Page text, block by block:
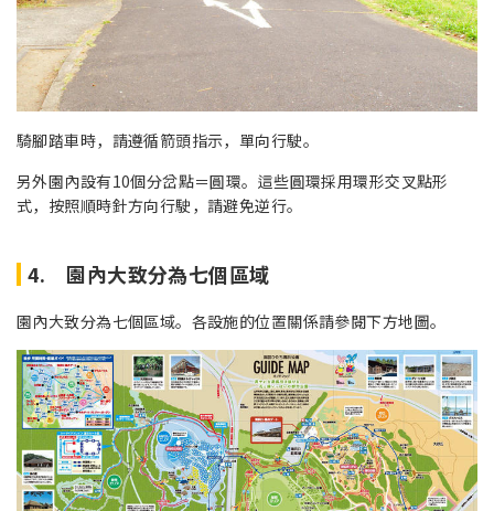
騎腳踏車時，請遵循箭頭指示，單向行駛。
另外園內設有10個分岔點＝圓環。這些圓環採用環形交叉點形
式，按照順時針方向行駛，請避免逆行。
4. 園內大致分為七個區域
園內大致分為七個區域。各設施的位置關係請參閱下方地圖。